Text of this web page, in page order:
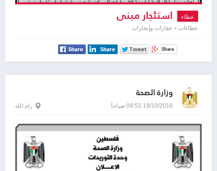
عطاء استئجار مبنى
عطاءات » عقارات وإيجارات
وزارة الصحة
19/10/2016 09:55 صباحاً رام الله